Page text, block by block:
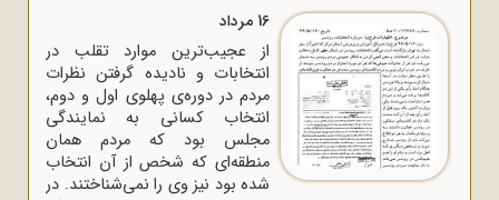
16 مرداد
از عجیب‌ترین موارد تقلب در
انتخابات و نادیده گرفتن نظرات
مردم در دوره‌ی پهلوی اول و دوم،
انتخاب کسانی به نمایندگی
مجلس بود که مردم همان
منطقه‌ای که شخص از آن انتخاب
شده بود نیز وی را نمی‌شناختند. در